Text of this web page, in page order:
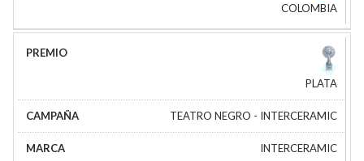
COLOMBIA
PLATA
TEATRO NEGRO - INTERCERAMIC
INTERCERAMIC